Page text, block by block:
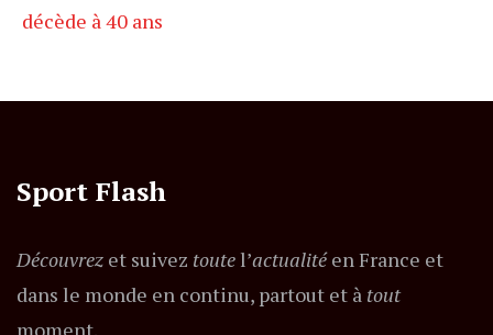
décède à 40 ans
Sport Flash
Découvrez et suivez toutel’actualitéen France et
dans le monde en continu, partout et à tout
moment.